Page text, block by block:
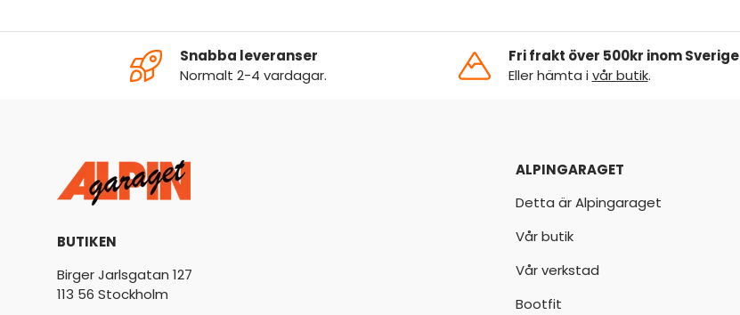
Snabba leveranser
Normalt 2-4 vardagar.
Fri frakt över 500kr inom Sverige
Eller hämta ivår butik.
BUTIKEN
Birger Jarlsgatan 127
113 56 Stockholm
ALPINGARAGET
Detta är Alpingaraget
Vår butik
Vår verkstad
Bootfit